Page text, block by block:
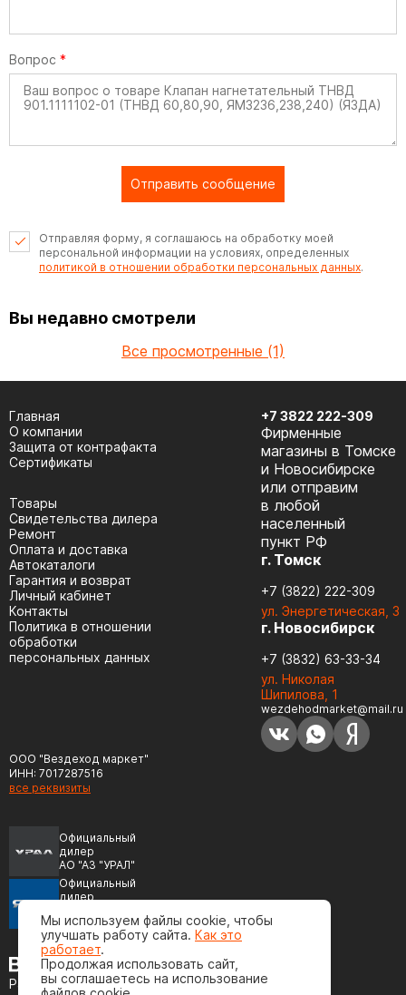
Вопрос *
Отправить сообщение
Отправляя форму, я соглашаюсь на обработку моей
персональной информации на условиях, определенных
политикой в отношении обработки персональных данных.
Вы недавно смотрели
Все просмотренные (1)
ООО "Вездеход маркет"
ИНН: 7017287516
все реквизиты
Официальный
дилер
АО "АЗ "УРАЛ"
Официальный
дилер
(ЯМЗ)
Разработка сайта
Главная
О компании
Защита от контрафакта
Сертификаты
Товары
Cвидетельства дилера
Ремонт
Оплата и доставка
Автокаталоги
Гарантия и возврат
Личный кабинет
Контакты
Политика в отношении
обработки
персональных данных
+7 3822 222-309
Фирменные
магазины в Томске
и Новосибирске
или отправим
в любой
населенный
пункт РФ
г. Томск
+7 (3822) 222-309
ул. Энергетическая, 3
г. Новосибирск
+7 (3832) 63-33-34
ул. Николая
Шипилова, 1
wezdehodmarket@mail.ru
Мы используем файлы cookie, чтобы
улучшать работу сайта. Как это
работает.
Продолжая использовать сайт,
вы соглашаетесь на использование